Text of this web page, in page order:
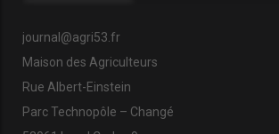
journal@agri53.fr
Maison des Agriculteurs
Rue Albert-Einstein
Parc Technopôle – Changé